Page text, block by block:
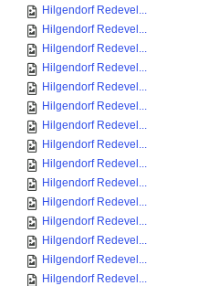
Hilgendorf Redevel...
Hilgendorf Redevel...
Hilgendorf Redevel...
Hilgendorf Redevel...
Hilgendorf Redevel...
Hilgendorf Redevel...
Hilgendorf Redevel...
Hilgendorf Redevel...
Hilgendorf Redevel...
Hilgendorf Redevel...
Hilgendorf Redevel...
Hilgendorf Redevel...
Hilgendorf Redevel...
Hilgendorf Redevel...
Hilgendorf Redevel...